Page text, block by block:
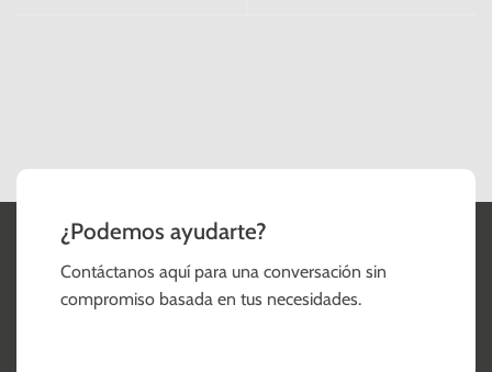
¿Podemos ayudarte?
Contáctanos aquí para una conversación sin
compromiso basada en tus necesidades.